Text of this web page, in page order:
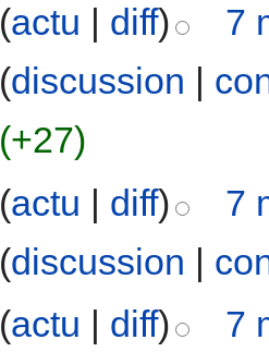
(actu | diff)
7
(discussion |
(+27)
(actu | diff)
7
(discussion |
(actu | diff)
7